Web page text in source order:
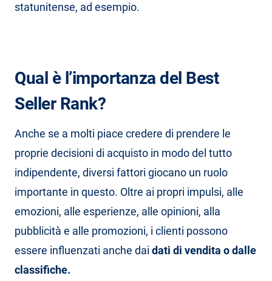
statunitense, ad esempio.
Qual è l’importanza del Best
Seller Rank?
Anche se a molti piace credere di prendere le
proprie decisioni di acquisto in modo del tutto
indipendente, diversi fattori giocano un ruolo
importante in questo. Oltre ai propri impulsi, alle
emozioni, alle esperienze, alle opinioni, alla
pubblicità e alle promozioni, i clienti possono
essere influenzati anche dai dati di vendita o dalle
classifiche.